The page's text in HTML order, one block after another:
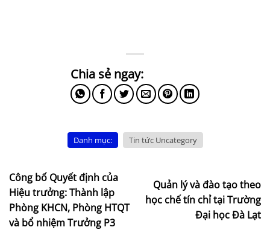
Danh mục: Tin tức Uncategory
Công bố Quyết định của
Hiệu trưởng: Thành lập
Phòng KHCN, Phòng HTQT
và bổ nhiệm Trưởng P3
Quản lý và đào tạo theo
học chế tín chỉ tại Trường
Đại học Đà Lạt